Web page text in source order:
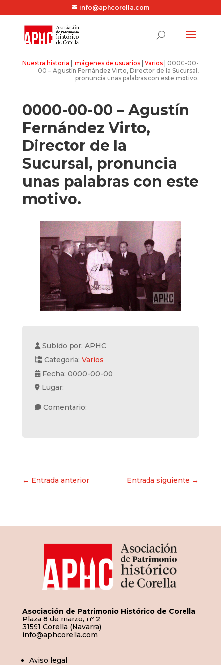
info@aphcorella.com
Nuestra historia |Imágenes de usuarios |Varios
0000-00-
00 – Agustín Fernández Virto, Director de la Sucursal,
pronuncia unas palabras con este motivo.
0000-00-00 – Agustín
Fernández Virto,
Director de la
Sucursal, pronuncia
unas palabras con este
motivo.
Subido por: APHC
Categoría: Varios
Fecha: 0000-00-00
Lugar:
Comentario:
Navegación
← Entrada anterior Entrada siguiente →
Asociación de Patrimonio Histórico de Corella
Plaza 8 de marzo, nº 2
31591 Corella (Navarra)
info@aphcorella.com
Aviso legal